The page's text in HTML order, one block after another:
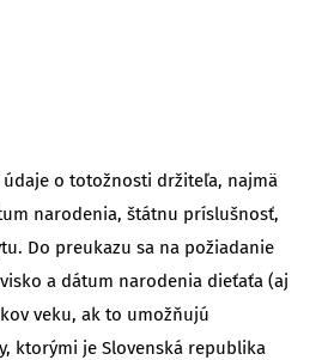
o totožnosti držiteľa, najmä
narodenia, štátnu príslušnosť,
Do preukazu sa na požiadanie
a dátum narodenia dieťaťa (aj
veku, ak to umožňujú
ktorými je Slovenská republika